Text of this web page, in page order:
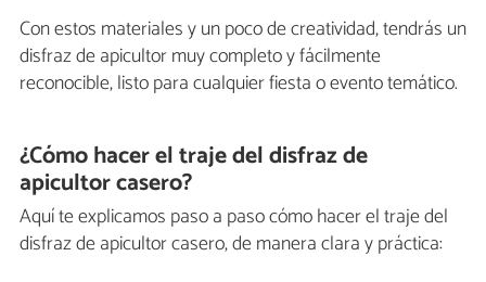
Con estos materiales y un poco de creatividad, tendrás un
disfraz de apicultor muy completo y fácilmente
reconocible, listo para cualquier fiesta o evento temático.
¿Cómo hacer el traje del disfraz de
apicultor casero?
Aquí te explicamos paso a paso cómo hacer el traje del
disfraz de apicultor casero, de manera clara y práctica: